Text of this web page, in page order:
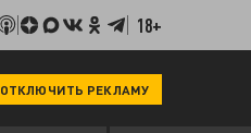
18+
ОТКЛЮЧИТЬ РЕКЛАМУ